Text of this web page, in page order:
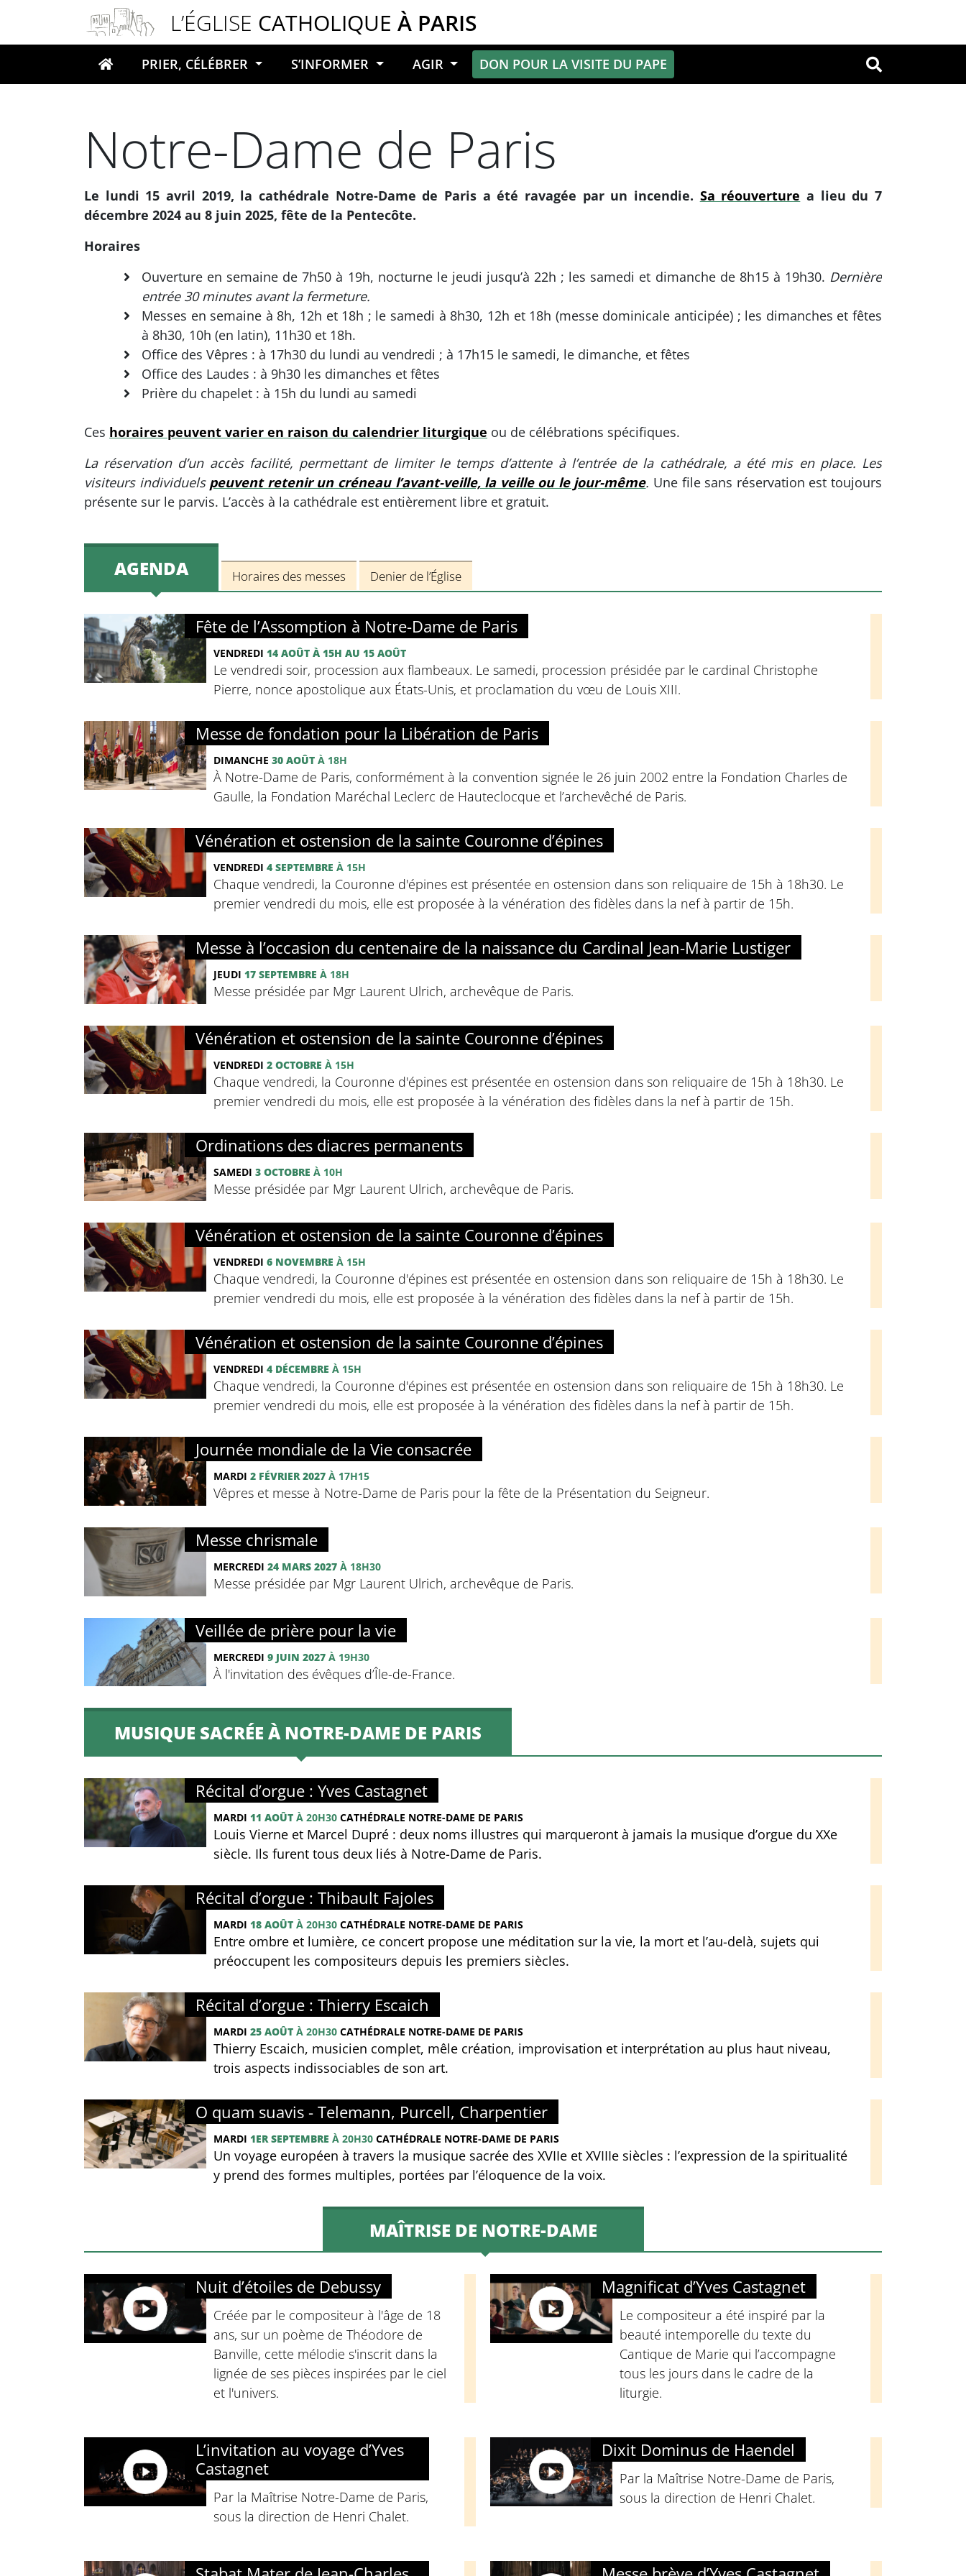
L’ÉGLISE CATHOLIQUE À PARIS
Votre recherche OK
PRIER, CÉLÉBRER S’INFORMER AGIR DON POUR LA VISITE DU PAPE
Notre-Dame de Paris
Le lundi 15 avril 2019, la cathédrale Notre-Dame de Paris a été ravagée par un incendie. Sa réouverture a lieu du 7
décembre 2024 au 8 juin 2025, fête de la Pentecôte.
Horaires
Ouverture en semaine de 7h50 à 19h, nocturne le jeudi jusqu’à 22h ; les samedi et dimanche de 8h15 à 19h30. Dernière
entrée 30 minutes avant la fermeture.
Messes en semaine à 8h, 12h et 18h ; le samedi à 8h30, 12h et 18h (messe dominicale anticipée) ; les dimanches et fêtes
à 8h30, 10h (en latin), 11h30 et 18h.
Office des Vêpres : à 17h30 du lundi au vendredi ; à 17h15 le samedi, le dimanche, et fêtes
Office des Laudes : à 9h30 les dimanches et fêtes
Prière du chapelet : à 15h du lundi au samedi
Ces horaires peuvent varier en raison du calendrier liturgique ou de célébrations spécifiques.
La réservation d’un accès facilité, permettant de limiter le temps d’attente à l’entrée de la cathédrale, a été mis en place. Les
visiteurs individuels peuvent retenir un créneau l’avant-veille, la veille ou le jour-même. Une file sans réservation est toujours
présente sur le parvis. L’accès à la cathédrale est entièrement libre et gratuit.
AGENDA Horaires des messes Denier de l’Église
Fête de l’Assomption à Notre-Dame de Paris
VENDREDI 14 AOÛT À 15H AU 15 AOÛT
Le vendredi soir, procession aux flambeaux. Le samedi, procession présidée par le cardinal Christophe
Pierre, nonce apostolique aux États-Unis, et proclamation du vœu de Louis XIII.
Messe de fondation pour la Libération de Paris
DIMANCHE 30 AOÛT À 18H
À Notre-Dame de Paris, conformément à la convention signée le 26 juin 2002 entre la Fondation Charles de
Gaulle, la Fondation Maréchal Leclerc de Hauteclocque et l’archevêché de Paris.
Vénération et ostension de la sainte Couronne d’épines
VENDREDI 4 SEPTEMBRE À 15H
Chaque vendredi, la Couronne d'épines est présentée en ostension dans son reliquaire de 15h à 18h30. Le
premier vendredi du mois, elle est proposée à la vénération des fidèles dans la nef à partir de 15h.
Messe à l’occasion du centenaire de la naissance du Cardinal Jean-Marie Lustiger
JEUDI 17 SEPTEMBRE À 18H
Messe présidée par Mgr Laurent Ulrich, archevêque de Paris.
Vénération et ostension de la sainte Couronne d’épines
VENDREDI 2 OCTOBRE À 15H
Chaque vendredi, la Couronne d'épines est présentée en ostension dans son reliquaire de 15h à 18h30. Le
premier vendredi du mois, elle est proposée à la vénération des fidèles dans la nef à partir de 15h.
Ordinations des diacres permanents
SAMEDI 3 OCTOBRE À 10H
Messe présidée par Mgr Laurent Ulrich, archevêque de Paris.
Vénération et ostension de la sainte Couronne d’épines
VENDREDI 6 NOVEMBRE À 15H
Chaque vendredi, la Couronne d'épines est présentée en ostension dans son reliquaire de 15h à 18h30. Le
premier vendredi du mois, elle est proposée à la vénération des fidèles dans la nef à partir de 15h.
Vénération et ostension de la sainte Couronne d’épines
VENDREDI 4 DÉCEMBRE À 15H
Chaque vendredi, la Couronne d'épines est présentée en ostension dans son reliquaire de 15h à 18h30. Le
premier vendredi du mois, elle est proposée à la vénération des fidèles dans la nef à partir de 15h.
Journée mondiale de la Vie consacrée
MARDI 2 FÉVRIER 2027 À 17H15
Vêpres et messe à Notre-Dame de Paris pour la fête de la Présentation du Seigneur.
Messe chrismale
MERCREDI 24 MARS 2027 À 18H30
Messe présidée par Mgr Laurent Ulrich, archevêque de Paris.
Veillée de prière pour la vie
MERCREDI 9 JUIN 2027 À 19H30
À l'invitation des évêques d’Île-de-France.
MUSIQUE SACRÉE À NOTRE-DAME DE PARIS
Récital d’orgue : Yves Castagnet
MARDI 11 AOÛT À 20H30 CATHÉDRALE NOTRE-DAME DE PARIS
Louis Vierne et Marcel Dupré : deux noms illustres qui marqueront à jamais la musique d’orgue du XXe
siècle. Ils furent tous deux liés à Notre-Dame de Paris.
Récital d’orgue : Thibault Fajoles
MARDI 18 AOÛT À 20H30 CATHÉDRALE NOTRE-DAME DE PARIS
Entre ombre et lumière, ce concert propose une méditation sur la vie, la mort et l’au-delà, sujets qui
préoccupent les compositeurs depuis les premiers siècles.
Récital d’orgue : Thierry Escaich
MARDI 25 AOÛT À 20H30 CATHÉDRALE NOTRE-DAME DE PARIS
Thierry Escaich, musicien complet, mêle création, improvisation et interprétation au plus haut niveau,
trois aspects indissociables de son art.
O quam suavis - Telemann, Purcell, Charpentier
MARDI 1ER SEPTEMBRE À 20H30 CATHÉDRALE NOTRE-DAME DE PARIS
Un voyage européen à travers la musique sacrée des XVIIe et XVIIIe siècles : l’expression de la spiritualité
y prend des formes multiples, portées par l’éloquence de la voix.
MAÎTRISE DE NOTRE-DAME
Nuit d’étoiles de Debussy
Créée par le compositeur à l'âge de 18
ans, sur un poème de Théodore de
Banville, cette mélodie s'inscrit dans la
lignée de ses pièces inspirées par le ciel
et l'univers.
Magnificat d’Yves Castagnet
Le compositeur a été inspiré par la
beauté intemporelle du texte du
Cantique de Marie qui l’accompagne
tous les jours dans le cadre de la
liturgie.
L’invitation au voyage d’Yves
Castagnet
Par la Maîtrise Notre-Dame de Paris,
sous la direction de Henri Chalet.
Dixit Dominus de Haendel
Par la Maîtrise Notre-Dame de Paris,
sous la direction de Henri Chalet.
Panneau de gestion des cookies